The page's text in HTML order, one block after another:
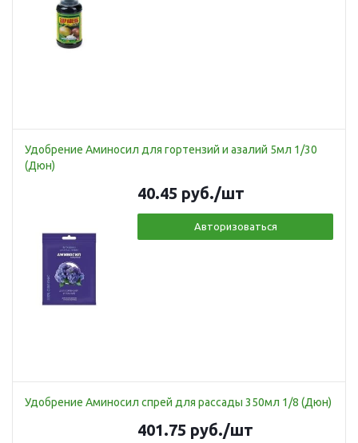
Удобрение Аминосил для гортензий и азалий 5мл 1/30
(Дюн)
40.45 руб./шт
Авторизоваться
Удобрение Аминосил спрей для рассады 350мл 1/8 (Дюн)
401.75 руб./шт